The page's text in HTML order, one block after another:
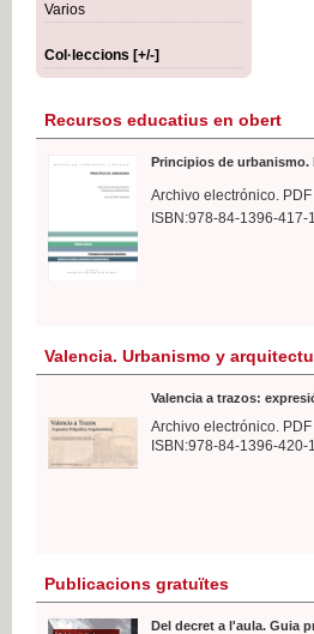
Varios
Col·leccions [+/-]
Recursos educatius en obert
Principios de urbanismo.
Archivo electrónico.
ISBN:978-84-1396-417-1
Valencia. Urbanismo y
Valencia a trazos:
Archivo electrónico.
ISBN:978-84-1396-420-1
Publicacions gratuïtes
Del decret a l'aula. Guia